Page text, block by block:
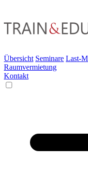
Übersicht Seminare Last-
Raumvermietung
Kontakt